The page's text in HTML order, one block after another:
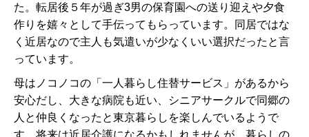
た。転居後５年が過ぎ3男の保育園への送り迎えや夕食
作りを嬉々として手伝ってもらっています。同居ではな
く近居なので主人も気遣いが少なくいい選択だったと言
っています。
母はノコノコの「一人暮らし住替サービス」があるから
安心だし、大きな病院も近い、シニアサークルで同郷の
人と仲良くなったと東京暮らしを楽しんでいるようで
す。将来は近居介護になるかもしれませんが、暮らしの